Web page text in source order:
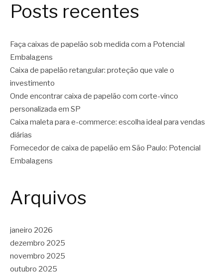
Posts recentes
Faça caixas de papelão sob medida com a Potencial
Embalagens
Caixa de papelão retangular: proteção que vale o
investimento
Onde encontrar caixa de papelão com corte-vinco
personalizada em SP
Caixa maleta para e-commerce: escolha ideal para vendas
diárias
Fornecedor de caixa de papelão em São Paulo: Potencial
Embalagens
Arquivos
janeiro 2026
dezembro 2025
novembro 2025
outubro 2025